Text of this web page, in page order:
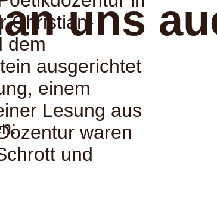
uns
Christian-
dem
ausgerichtet
einem
Lesung aus
waren
und